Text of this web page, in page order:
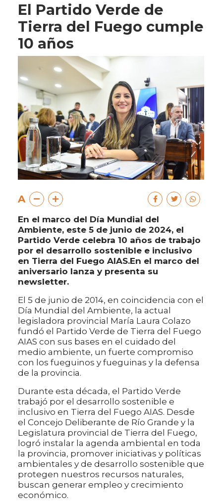
El Partido Verde de
Tierra del Fuego cumple
10 años
A
En el marco del Día Mundial del
Ambiente, este 5 de junio de 2024, el
Partido Verde celebra 10 años de trabajo
por el desarrollo sostenible e inclusivo
en Tierra del Fuego AIAS.En el marco del
aniversario lanza y presenta su
newsletter.
El 5 de junio de 2014, en coincidencia con el
Día Mundial del Ambiente, la actual
legisladora provincial María Laura Colazo
fundó el Partido Verde de Tierra del Fuego
AIAS con sus bases en el cuidado del
medio ambiente, un fuerte compromiso
con los fueguinos y fueguinas y la defensa
de la provincia.
Durante esta década, el Partido Verde
trabajó por el desarrollo sostenible e
inclusivo en Tierra del Fuego AIAS. Desde
el Concejo Deliberante de Río Grande y la
Legislatura provincial de Tierra del Fuego,
logró instalar la agenda ambiental en toda
la provincia, promover iniciativas y políticas
ambientales y de desarrollo sostenible que
protegen nuestros recursos naturales,
buscan generar empleo y crecimiento
económico.